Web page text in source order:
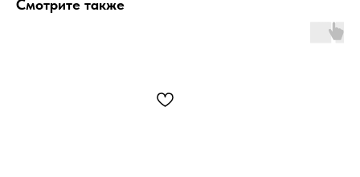
Смотрите также